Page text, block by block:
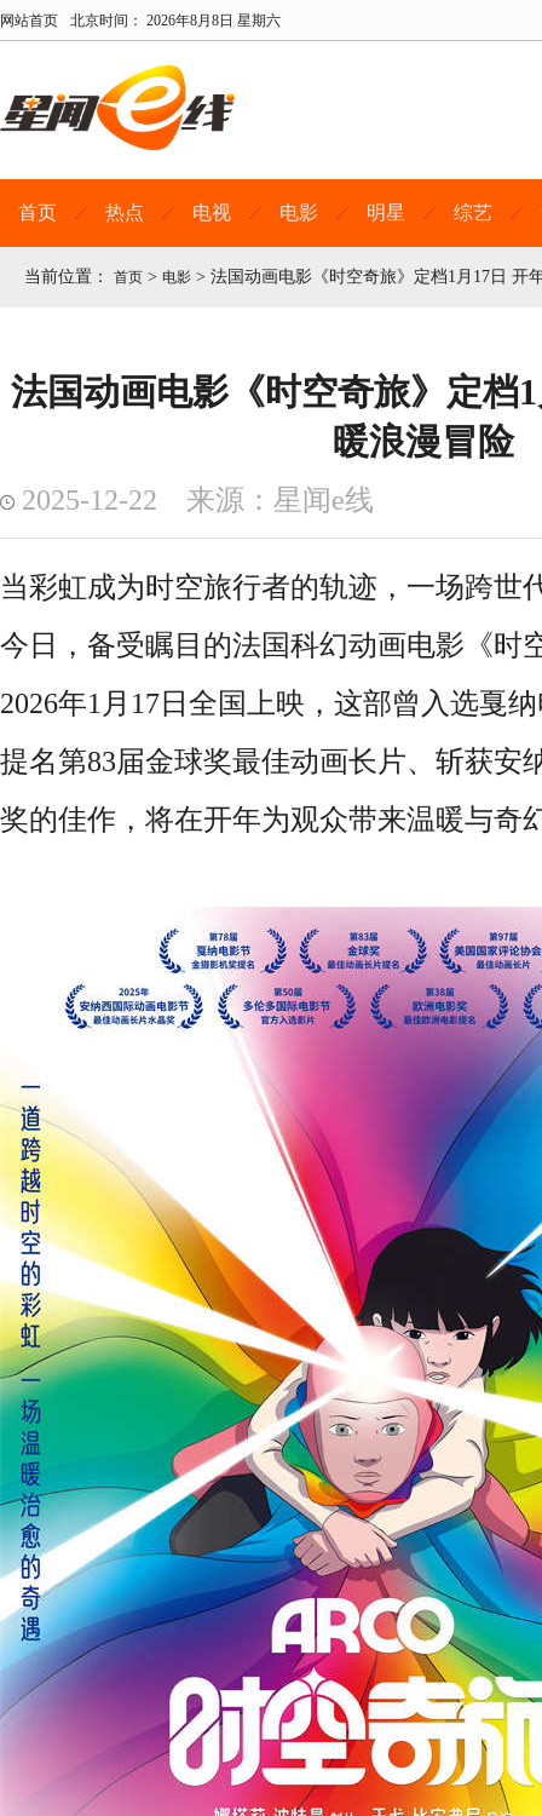
网站首页 北京时间： 2026年8月8日 星期六
首页 热点 电视 电影 明星 综艺
当前位置： 首页 > 电影 > 法国动画电影《时空奇旅》定档1月17日 开
法国动画电影《时空奇旅》定档
暖浪漫冒险
2025-12-22 来源：星闻e线
当彩虹成为时空旅行者的轨迹，一场跨世
今日，备受瞩目的法国科幻动画电影《时
2026年1月17日全国上映，这部曾入选戛
提名第83届金球奖最佳动画长片、斩获安
奖的佳作，将在开年为观众带来温暖与奇